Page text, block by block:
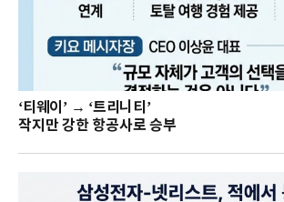
‘티웨이’ → ‘트리니티’
작지만 강한 항공사로 승부